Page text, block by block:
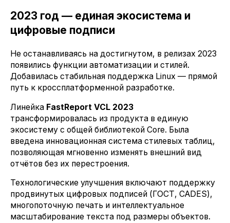
2023 год — единая экосистема и
цифровые подписи
Не останавливаясь на достигнутом, в релизах 2023
появились функции автоматизации и стилей.
Добавилась стабильная поддержка Linux — прямой
путь к кроссплатформенной разработке.
Линейка FastReport VCL 2023
трансформировалась из продукта в единую
экосистему с общей библиотекой Core. Была
введена инновационная система стилевых таблиц,
позволяющая мгновенно изменять внешний вид
отчётов без их перестроения.
Технологические улучшения включают поддержку
продвинутых цифровых подписей (ГОСТ, CADES),
многопоточную печать и интеллектуальное
масштабирование текста под размеры объектов.